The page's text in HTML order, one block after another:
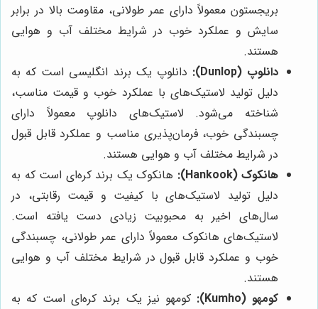
بریجستون معمولاً دارای عمر طولانی، مقاومت بالا در برابر
سایش و عملکرد خوب در شرایط مختلف آب و هوایی
هستند.
دانلوپ (Dunlop):
دانلوپ یک برند انگلیسی است که به
دلیل تولید لاستیک‌های با عملکرد خوب و قیمت مناسب،
شناخته می‌شود. لاستیک‌های دانلوپ معمولاً دارای
چسبندگی خوب، فرمان‌پذیری مناسب و عملکرد قابل قبول
در شرایط مختلف آب و هوایی هستند.
هانکوک (Hankook):
هانکوک یک برند کره‌ای است که به
دلیل تولید لاستیک‌های با کیفیت و قیمت رقابتی، در
سال‌های اخیر به محبوبیت زیادی دست یافته است.
لاستیک‌های هانکوک معمولاً دارای عمر طولانی، چسبندگی
خوب و عملکرد قابل قبول در شرایط مختلف آب و هوایی
هستند.
کومهو (Kumho):
کومهو نیز یک برند کره‌ای است که به